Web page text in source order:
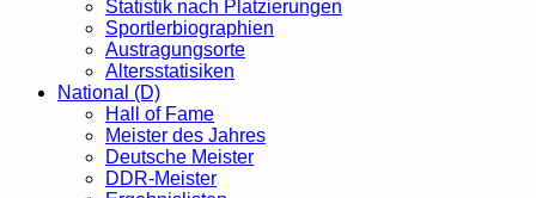
Statistik nach Platzierungen
Sportlerbiographien
Austragungsorte
Altersstatisiken
National (D)
Hall of Fame
Meister des Jahres
Deutsche Meister
DDR-Meister